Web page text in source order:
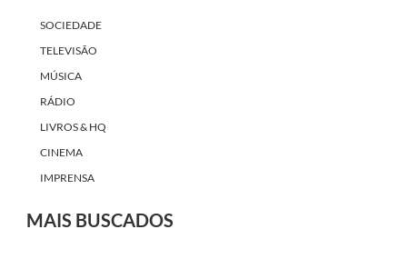
SOCIEDADE
TELEVISÃO
MÚSICA
RÁDIO
LIVROS & HQ
CINEMA
IMPRENSA
MAIS BUSCADOS